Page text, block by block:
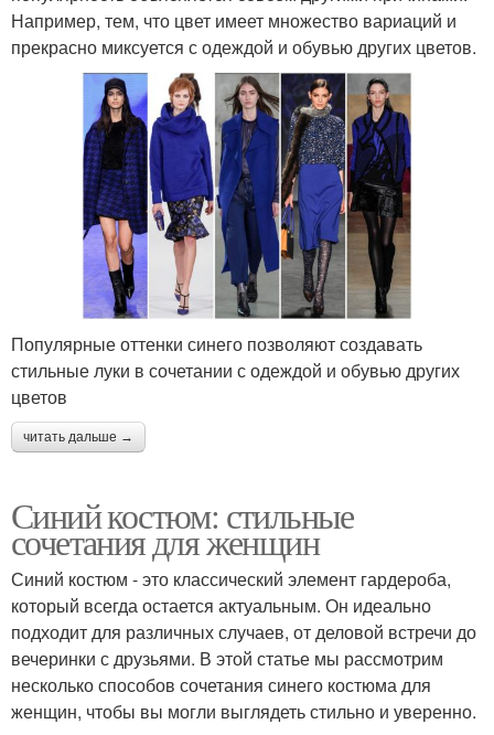
Например, тем, что цвет имеет множество вариаций и
прекрасно миксуется с одеждой и обувью других цветов.
Популярные оттенки синего позволяют создавать
стильные луки в сочетании с одеждой и обувью других
цветов
читать дальше →
Синий костюм: стильные
сочетания для женщин
Синий костюм - это классический элемент гардероба,
который всегда остается актуальным. Он идеально
подходит для различных случаев, от деловой встречи до
вечеринки с друзьями. В этой статье мы рассмотрим
несколько способов сочетания синего костюма для
женщин, чтобы вы могли выглядеть стильно и уверенно.